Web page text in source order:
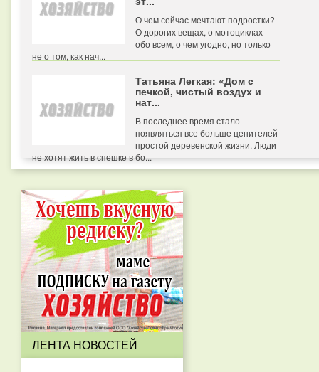
О чем сейчас мечтают подростки?
О дорогих вещах, о мотоциклах -
обо всем, о чем угодно, но только
не о том, как нач...
Татьяна Легкая: «Дом с
печкой, чистый воздух и
нат...
В последнее время стало
появляться все больше ценителей
простой деревенской жизни. Люди
не хотят жить в спешке в бо...
ЛЕНТА НОВОСТЕЙ